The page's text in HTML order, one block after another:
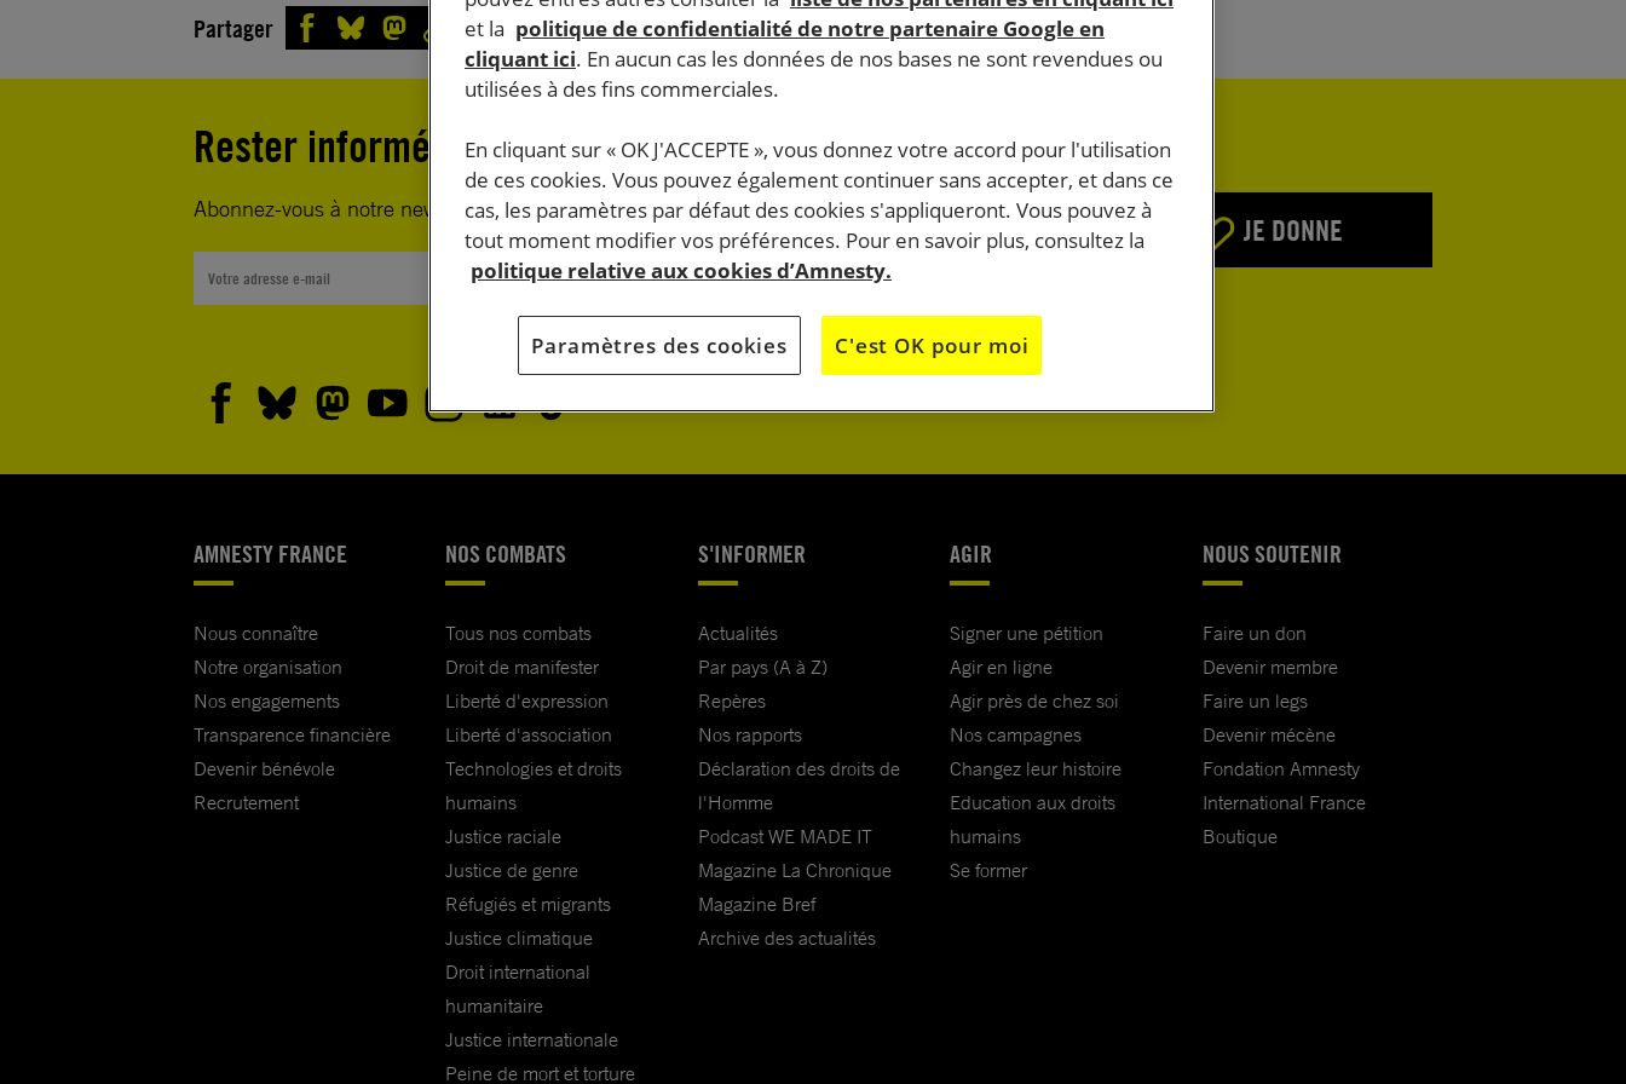
Partager
Rester informé·e
Abonnez-vous à notre newsletter hebdo.
OK
J’AGIS JE DONNE
JE M’ENGAGE
AMNESTY FRANCE
Nous connaître
Notre organisation
Nos engagements
Transparence financière
Devenir bénévole
Recrutement
NOS COMBATS
Tous nos combats
Droit de manifester
Liberté d'expression
Liberté d'association
Technologies et droits
humains
Justice raciale
Justice de genre
Réfugiés et migrants
Justice climatique
Droit international
humanitaire
Justice internationale
Peine de mort et torture
S'INFORMER
Actualités
Par pays (A à Z)
Repères
Nos rapports
Déclaration des droits de
l'Homme
Podcast WE MADE IT
Magazine La Chronique
Magazine Bref
Archive des actualités
AGIR
Signer une pétition
Agir en ligne
Agir près de chez soi
Nos campagnes
Changez leur histoire
Education aux droits
humains
Se former
NOUS SOUTENIR
Faire un don
Devenir membre
Faire un legs
Devenir mécène
Fondation Amnesty
International France
Boutique
et la politique de confidentialité de notre partenaire Google en
cliquant ici. En aucun cas les données de nos bases ne sont revendues ou
utilisées à des fins commerciales.
En cliquant sur « OK J'ACCEPTE », vous donnez votre accord pour l'utilisation
de ces cookies. Vous pouvez également continuer sans accepter, et dans ce
cas, les paramètres par défaut des cookies s'appliqueront. Vous pouvez à
tout moment modifier vos préférences. Pour en savoir plus, consultez la
politique relative aux cookies d’Amnesty.
Paramètres des cookies C'est OK pour moi